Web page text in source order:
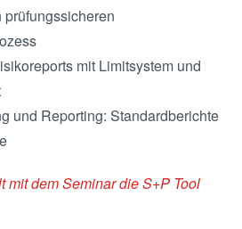
mit Limitsystem und
und Reporting: Standardberichte
mit dem Seminar die S+P Tool